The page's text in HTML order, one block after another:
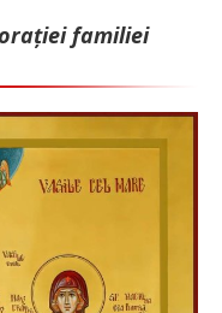
familiei